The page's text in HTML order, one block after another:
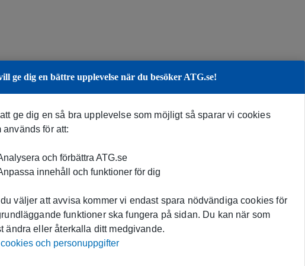
ge dig en bättre upplevelse när du besöker ATG.se!
ge dig en så bra upplevelse som möjligt så sparar vi cookies
används för att:
och förbättra ATG.se
innehåll och funktioner för dig
väljer att avvisa kommer vi endast spara nödvändiga cookies för
funktioner ska fungera på sidan. Du kan när som
ändra eller återkalla ditt medgivande.
och personuppgifter